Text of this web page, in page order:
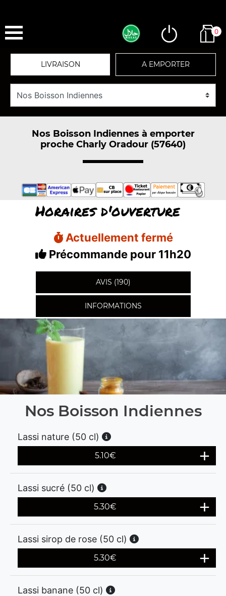
0
LIVRAISON A EMPORTER
Nos Boisson Indiennes à emporter
proche Charly Oradour (57640)
Horaires d'ouverture
Actuellement fermé
Précommande pour 11h20
AVIS (190)
INFORMATIONS
Nos Boisson Indiennes
Lassi nature (50 cl)
5.10€
Lassi sucré (50 cl)
5.30€
Lassi sirop de rose (50 cl)
5.30€
Lassi banane (50 cl)